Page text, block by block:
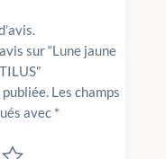
sur “Lune jaune
Les champs
avec *